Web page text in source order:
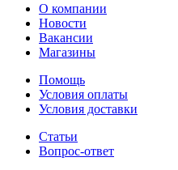
О компании
Новости
Вакансии
Магазины
Помощь
Условия оплаты
Условия доставки
Статьи
Вопрос-ответ